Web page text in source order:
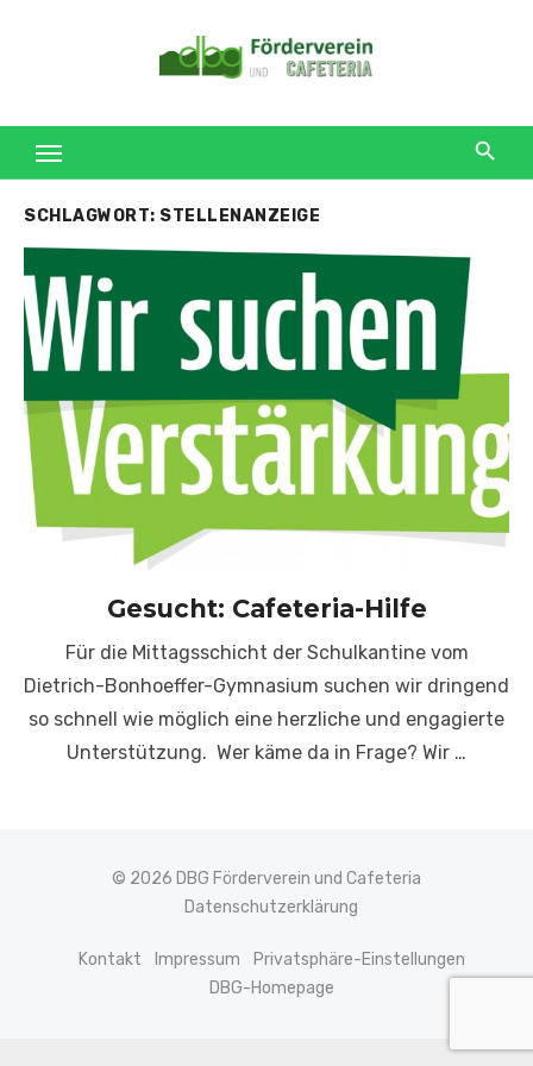
SCHLAGWORT: STELLENANZEIGE
Gesucht: Cafeteria-Hilfe
Für die Mittagsschicht der Schulkantine vom
Dietrich-Bonhoeffer-Gymnasium suchen wir dringend
so schnell wie möglich eine herzliche und engagierte
Unterstützung. Wer käme da in Frage? Wir …
© 2026 DBG Förderverein und Cafeteria
Datenschutzerklärung
Kontakt Impressum
Privatsphäre-Einstellungen
DBG-Homepage